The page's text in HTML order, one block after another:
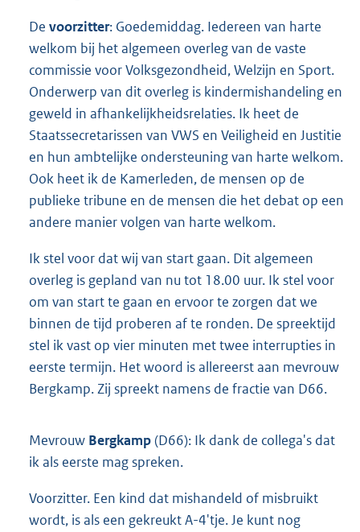
De voorzitter: Goedemiddag. Iedereen van harte
welkom bij het algemeen overleg van de vaste
commissie voor Volksgezondheid, Welzijn en Sport.
Onderwerp van dit overleg is kindermishandeling en
geweld in afhankelijkheidsrelaties. Ik heet de
Staatssecretarissen van VWS en Veiligheid en Justitie
en hun ambtelijke ondersteuning van harte welkom.
Ook heet ik de Kamerleden, de mensen op de
publieke tribune en de mensen die het debat op een
andere manier volgen van harte welkom.
Ik stel voor dat wij van start gaan. Dit algemeen
overleg is gepland van nu tot 18.00 uur. Ik stel voor
om van start te gaan en ervoor te zorgen dat we
binnen de tijd proberen af te ronden. De spreektijd
stel ik vast op vier minuten met twee interrupties in
eerste termijn. Het woord is allereerst aan mevrouw
Bergkamp. Zij spreekt namens de fractie van D66.
Mevrouw Bergkamp(D66): Ik dank de collega's dat
ik als eerste mag spreken.
Voorzitter. Een kind dat mishandeld of misbruikt
wordt, is als een gekreukt A-4'tje. Je kunt nog